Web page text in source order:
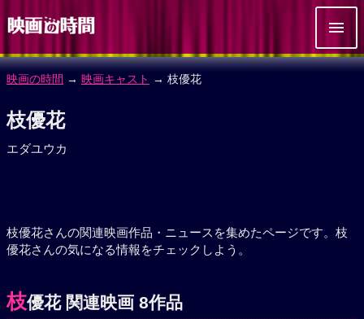
映画の時間 → 映画キャスト → 枝優花
枝優花
エダユウカ
枝優花さんの関連映画作品・ニュースを集めたページです。枝
優花さんの気になる情報をチェックしよう。
枝優花 関連映画 8作品